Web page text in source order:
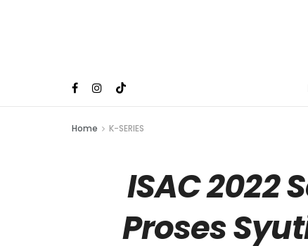
Home K-SERIES
ISAC 2022
Proses